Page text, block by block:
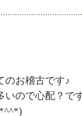
のお稽古です♪
いので心配？で